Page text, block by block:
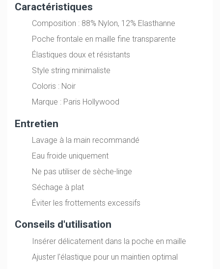
Caractéristiques
Composition : 88% Nylon, 12% Elasthanne
Poche frontale en maille fine transparente
Élastiques doux et résistants
Style string minimaliste
Coloris : Noir
Marque : Paris Hollywood
Entretien
Lavage à la main recommandé
Eau froide uniquement
Ne pas utiliser de sèche-linge
Séchage à plat
Éviter les frottements excessifs
Conseils d'utilisation
Insérer délicatement dans la poche en maille
Ajuster l'élastique pour un maintien optimal